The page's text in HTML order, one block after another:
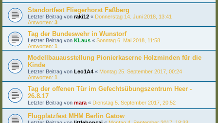
Standortfest Fliegerhorst Faßberg
Letzter Beitrag von raki12 « Donnerstag 14. Juni 2018, 13:41
Antworten: 3
Tag der Bundeswehr in Wunstorf
Letzter Beitrag von KLaus « Sonntag 6. Mai 2018, 11:58
Antworten: 1
Modellbauausstellung Pionierkaserne Holzminden für die
Kinde
Letzter Beitrag von Leo1A4 « Montag 25. September 2017, 00:24
Antworten: 1
Tag der offenen Tür im Gefechtsübungszentrum Heer -
26.8.17
Letzter Beitrag von mara « Dienstag 5. September 2017, 20:52
Flugplatzfest MHM Berlin Gatow